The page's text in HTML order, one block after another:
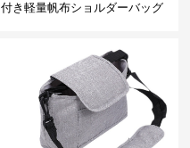
付き軽量帆布ショルダーバッグ